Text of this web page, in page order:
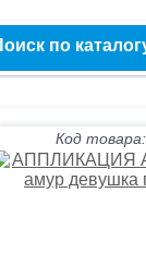
по
Код